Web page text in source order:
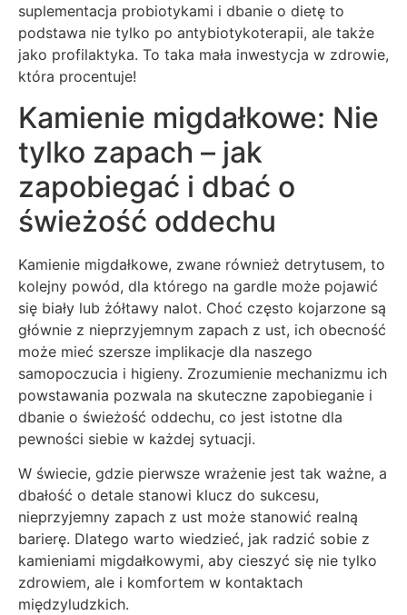
suplementacja probiotykami i dbanie o dietę to
podstawa nie tylko po antybiotykoterapii, ale także
jako profilaktyka. To taka mała inwestycja w zdrowie,
która procentuje!
Kamienie migdałkowe: Nie
tylko zapach – jak
zapobiegać i dbać o
świeżość oddechu
Kamienie migdałkowe, zwane również detrytusem, to
kolejny powód, dla którego na gardle może pojawić
się biały lub żółtawy nalot. Choć często kojarzone są
głównie z nieprzyjemnym zapach z ust, ich obecność
może mieć szersze implikacje dla naszego
samopoczucia i higieny. Zrozumienie mechanizmu ich
powstawania pozwala na skuteczne zapobieganie i
dbanie o świeżość oddechu, co jest istotne dla
pewności siebie w każdej sytuacji.
W świecie, gdzie pierwsze wrażenie jest tak ważne, a
dbałość o detale stanowi klucz do sukcesu,
nieprzyjemny zapach z ust może stanowić realną
barierę. Dlatego warto wiedzieć, jak radzić sobie z
kamieniami migdałkowymi, aby cieszyć się nie tylko
zdrowiem, ale i komfortem w kontaktach
międzyludzkich.